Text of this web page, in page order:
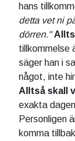
hans
detta vet ni
dörren."
tillkommelse
säger han i
något, inte
Alltså skall
exakta
Personligen
komma